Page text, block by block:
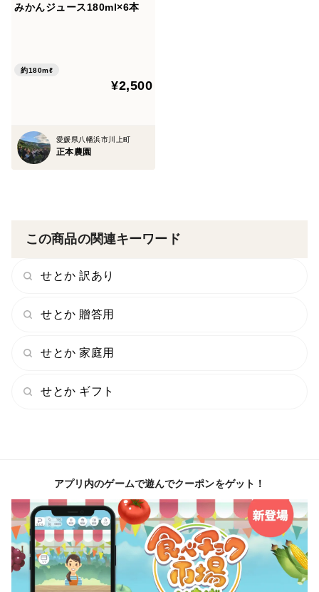
みかんジュース180ml×6本
約180mℓ
¥2,500
愛媛県八幡浜市川上町
正本農園
この商品の関連キーワード
せとか 訳あり
せとか 贈答用
せとか 家庭用
せとか ギフト
アプリ内のゲームで遊んでクーポンをゲット！